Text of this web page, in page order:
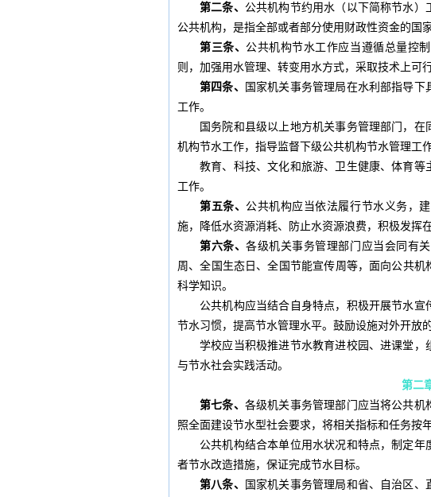
第二条、 公共机构节约用水（以下简称节水
公共机构，是指全部或者部分使用财政性资金的国
第三条、 公共机构节水工作应当遵循总量控
则，加强用水管理、转变用水方式，采取技术上可
第四条、
国家机关事务管理局在水利部指导
工作。
国务院和县级以上地方机关事务管理部门，
机构节水工作，指导监督下级公共机构节水管理工作
教育、科技、文化和旅游、卫生健康、体育
工作。
第五条、 公共机构应当依法履行节水义务，
施，降低水资源消耗、防止水资源浪费，积极发挥
第六条、各级机关事务管理部门应当会同有
周、全国生态日、全国节能宣传周等，面向公共
科学知识。
公共机构应当结合自身特点，积极开展节水
节水习惯，提高节水管理水平。鼓励设施对外开放
学校应当积极推进节水教育进校园、进课堂
与节水社会实践活动。
第二
第七条、 各级机关事务管理部门应当将公共
照全面建设节水型社会要求，将相关指标和任务按
公共机构结合本单位用水状况和特点，制定
者节水改造措施，保证完成节水目标。
第八条、
国家机关事务管理局和省、自治区